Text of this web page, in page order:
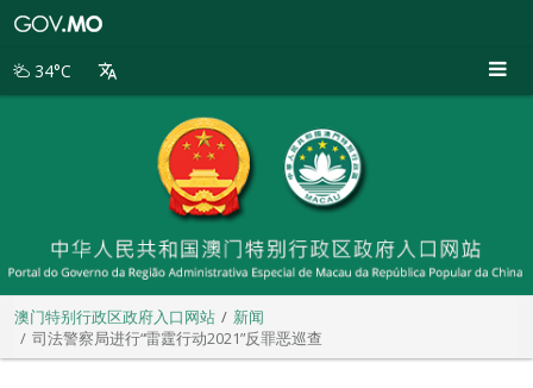
别
34°C
澳门特别行政区政府入口网站
新闻
司法警察局进行“雷霆行动2021”反罪恶巡查